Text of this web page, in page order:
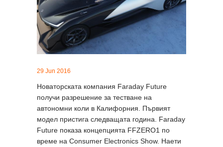
29 Jun 2016
Новаторската компания Faraday Future
получи разрешение за тестване на
автономни коли в Калифорния. Първият
модел пристига следващата година. Faraday
Future показа концепцията FFZERO1 по
време на Consumer Electronics Show. Наети